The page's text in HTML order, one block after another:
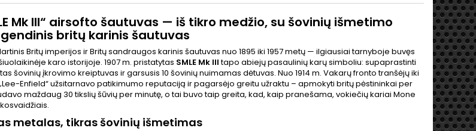
Mk III“ airsofto šautuvas — iš tikro medžio, su šovinių išmetimo
britų karinis šautuvas
Britų imperijos ir Britų sandraugos karinis šautuvas nuo 1895 iki 1957 metų — ilgiausiai tarnyboje buvęs
karo istorijoje. 1907 m. pristatytas SMLE Mk IIItapo abiejų pasaulinių karų simboliu: supaprastinti
šovinių įkrovimo kreiptuvas ir garsusis 10 šovinių nuimamas dėtuvas. Nuo 1914 m. Vakarų fronto tranšėjų iki
Enfield“ užsitarnavo patikimumo reputaciją ir pagarsėjo greitu užraktu – apmokyti britų pėstininkai per
maždaug 30 tikslių šūvių per minutę, o tai buvo taip greita, kad, kaip pranešama, vokiečių kariai Mone
metalas, tikras šovinių išmetimas